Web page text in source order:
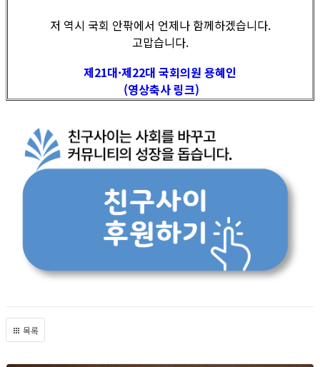
저 역시 국회 안팎에서 언제나 함께하겠습니다.
고맙습니다.
제21대·제22대 국회의원 용혜인
(영상축사 링크)
목록